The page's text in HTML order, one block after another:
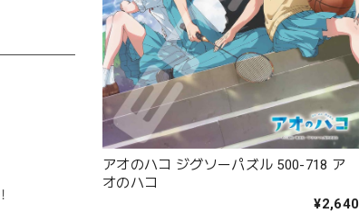
アオのハコ ジグソーパズル 500-718 ア
オのハコ
¥2,640